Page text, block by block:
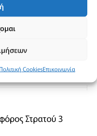
CookiesΕπικοινωνία
Στρατού 3